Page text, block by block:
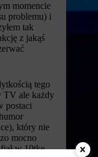
momencie
problemu) i
tak
z jakąś
tego
TV ale każdy
postaci
który nie
mocno
w 10tkę.